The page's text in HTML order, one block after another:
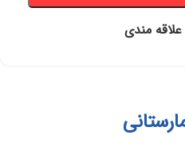
مندی